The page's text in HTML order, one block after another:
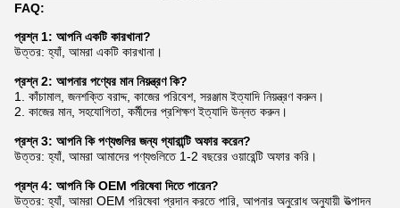
FAQ:
প্রশ্ন 1: আপনি একটি কারখানা?
উত্তর: হ্যাঁ, আমরা একটি কারখানা।
প্রশ্ন 2: আপনার পণ্যের মান নিয়ন্ত্রণ কি?
1. কাঁচামাল, জনশক্তি বরাদ্দ, কাজের পরিবেশ, সরঞ্জাম ইত্যাদি নিয়ন্ত্রণ করুন।
2. কাজের মান, সহযোগিতা, কর্মীদের প্রশিক্ষণ ইত্যাদি উন্নত করুন।
প্রশ্ন 3: আপনি কি পণ্যগুলির জন্য গ্যারান্টি অফার করেন?
উত্তর: হ্যাঁ, আমরা আমাদের পণ্যগুলিতে 1-2 বছরের ওয়ারেন্টি অফার করি।
প্রশ্ন 4: আপনি কি OEM পরিষেবা দিতে পারেন?
উত্তর: হ্যাঁ, আমরা OEM পরিষেবা প্রদান করতে পারি, আপনার অনুরোধ অনুযায়ী উত্পাদন